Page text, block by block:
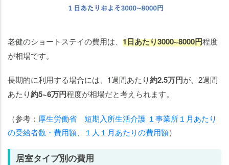
老健のショートステイの費用は、 1日あたり3000~8000円程度
が相場です。
長期的に利用する場合には、1週間あたり約2.5万円が、2週間
あたり約5~6万円程度が相場だと考えられます。
（参考： 厚生労働省 短期入所生活介護 １事業所１月あたり
の受給者数・費用額、１人１月あたりの費用額）
居室タイプ別の費用